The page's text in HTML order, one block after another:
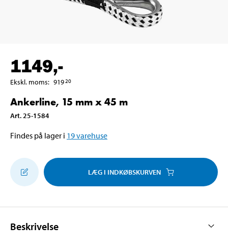
1149,-
Ekskl. moms: 91920
Ankerline, 15 mm x 45 m
Art. 25-1584
Findes på lager i 19varehuse
LÆG I INDKØBSKURVEN
Beskrivelse